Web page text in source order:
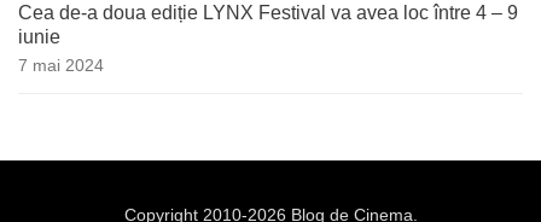
Cea de-a doua ediție LYNX Festival va avea loc între 4 – 9
iunie
7 mai 2024
Copyright 2010-2026 Blog de Cinema.